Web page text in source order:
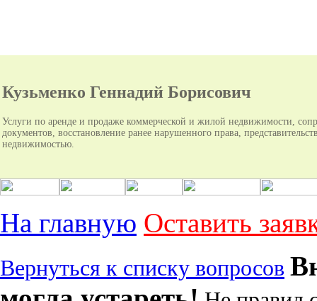
Кузьменко Геннадий Борисович
Услуги по аренде и продаже коммерческой и жилой недвижимости,
документов, восстановление ранее нарушенного права,
недвижимостью.
На главную Оставить
Вернуться к списку вопросов